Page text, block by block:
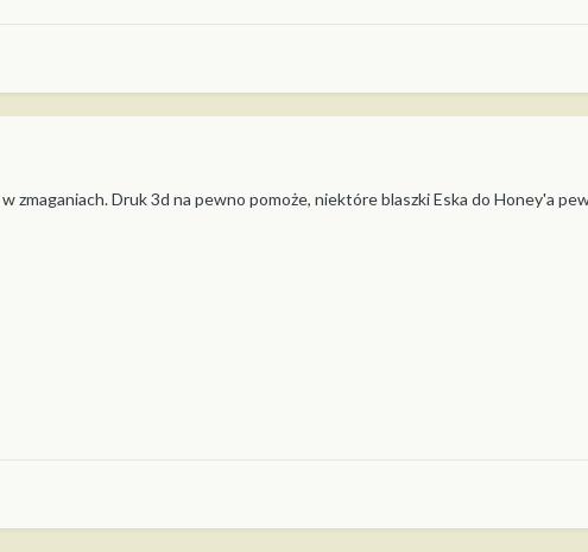
zmaganiach. Druk 3d na pewno pomoże, niektóre blaszki Eska do Honey'a